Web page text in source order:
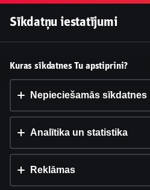
Vai pieņemt
Šī vietne izmanto 3 dažādu
nepieciešamās, analītikas
Iestatījumi un
Sīkdatņu iestatījumi
Kuras sīkdatnes Tu apstiprini?
Nepieciešamās sīkdatnes
Analītika un statistika
Reklāmas